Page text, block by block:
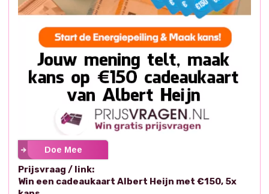
Doe Mee
Prijsvraag / link:
Win een cadeaukaart Albert Heijn met €150, 5x